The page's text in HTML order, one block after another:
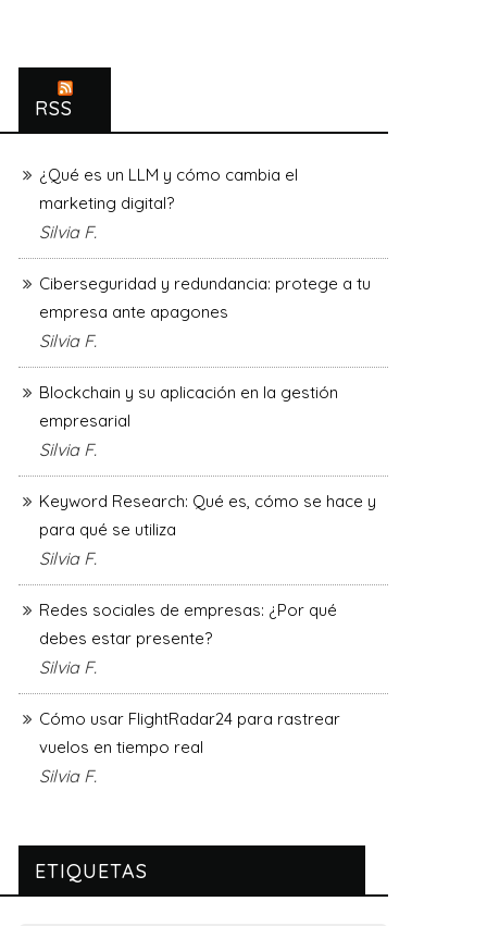
RSS
¿Qué es un LLM y cómo cambia el
marketing digital?
Silvia F.
Ciberseguridad y redundancia: protege a tu
empresa ante apagones
Silvia F.
Blockchain y su aplicación en la gestión
empresarial
Silvia F.
Keyword Research: Qué es, cómo se hace y
para qué se utiliza
Silvia F.
Redes sociales de empresas: ¿Por qué
debes estar presente?
Silvia F.
Cómo usar FlightRadar24 para rastrear
vuelos en tiempo real
Silvia F.
ETIQUETAS